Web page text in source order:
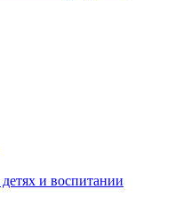
и воспитании